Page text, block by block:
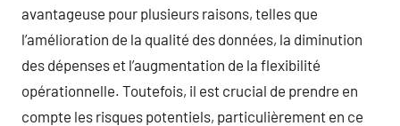
avantageuse pour plusieurs raisons, telles que
l’amélioration de la qualité des données, la diminution
des dépenses et l’augmentation de la flexibilité
opérationnelle. Toutefois, il est crucial de prendre en
compte les risques potentiels, particulièrement en ce